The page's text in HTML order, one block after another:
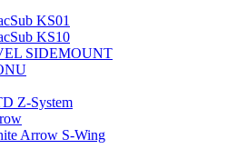
KS01
KS10
SIDEMOUNT
Z-System
Arrow S-Wing